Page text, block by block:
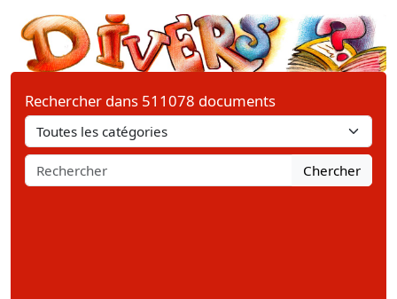
Rechercher dans 511078 documents
Chercher